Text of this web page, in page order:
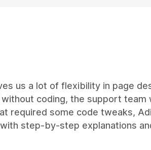
us a lot of flexibility in page
coding, the support team
required some code tweaks,
step-by-step explanations